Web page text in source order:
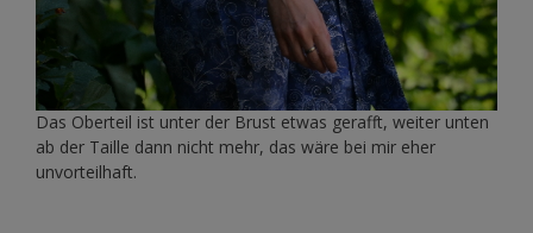
Das Oberteil ist unter der Brust etwas gerafft, weiter unten
ab der Taille dann nicht mehr, das wäre bei mir eher
unvorteilhaft.